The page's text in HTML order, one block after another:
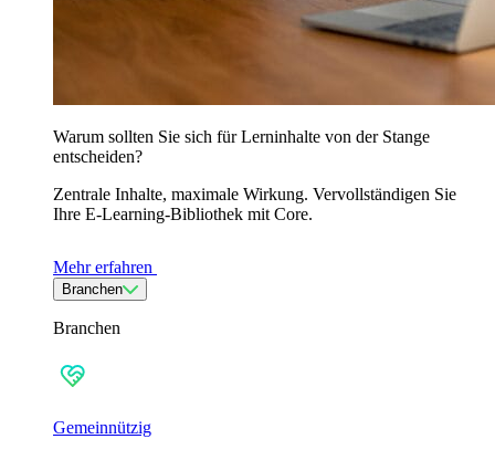
Warum sollten Sie sich für Lerninhalte von der Stange
entscheiden?
Zentrale Inhalte, maximale Wirkung. Vervollständigen Sie
Ihre E-Learning-Bibliothek mit Core.
Mehr erfahren
Branchen
Branchen
Gemeinnützig